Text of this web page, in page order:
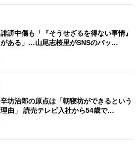
誹謗中傷も「『そうせざるを得ない事情』
がある」…山尾志桜里がSNSのバッ…
辛坊治郎の原点は「朝寝坊ができるという
理由」 読売テレビ入社から54歳で…